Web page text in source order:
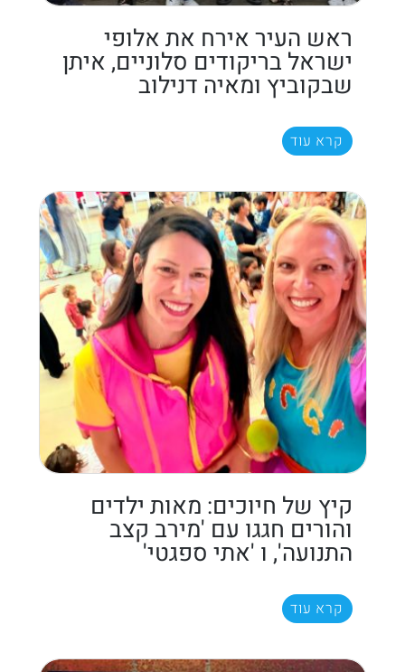
ראש העיר אירח את אלופי
ישראל בריקודים סלוניים, איתן
שבקוביץ ומאיה דנילוב
קרא עוד
קיץ של חיוכים: מאות ילדים
והורים חגגו עם 'מירב קצב
התנועה', ו 'אתי ספגטי'
קרא עוד